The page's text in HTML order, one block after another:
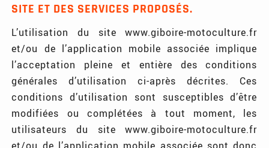
SITE ET DES SERVICES PROPOSÉS.
L’utilisation du site www.giboire-motoculture.fr
et/ou de l’application mobile associée implique
l’acceptation pleine et entière des conditions
générales d’utilisation ci-après décrites. Ces
conditions d’utilisation sont susceptibles d’être
modifiées ou complétées à tout moment, les
utilisateurs du site www.giboire-motoculture.fr
et/ou de l’application mobile associée sont donc